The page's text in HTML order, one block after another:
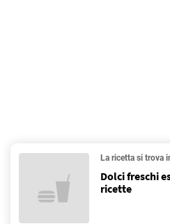
La ricetta si trova
Dolci freschi
ricette